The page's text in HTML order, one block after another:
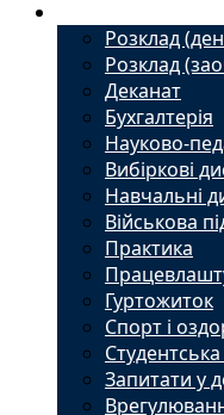
Розклад
Розклад
Деканат
Бухгалтерія
Науково-
Вибіркові
Навчальні
Військова
Практика
Гуртожиток
Спорт і
Студентська
Запитати у